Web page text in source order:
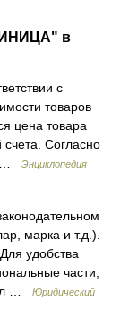
в
с
товаров
цена товара
Согласно
…
Энциклопедия
марка и т.д.).
удобства
части,
…
Юридический